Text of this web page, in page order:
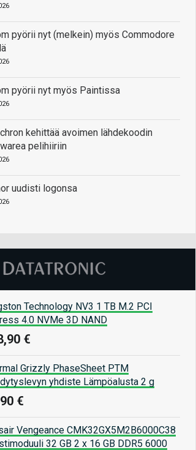
pyörii nyt (melkein) myös Commodore
pyörii nyt myös Paintissa
kehittää avoimen lähdekoodin
pelihiiriin
uudisti logonsa
Technology NV3 1 TB M.2 PCI
4.0 NVMe 3D NAND
€
Grizzly PhaseSheet PTM
yhdiste Lämpöalusta 2 g
€
Vengeance CMK32GX5M2B6000C38
32 GB 2 x 16 GB DDR5 6000